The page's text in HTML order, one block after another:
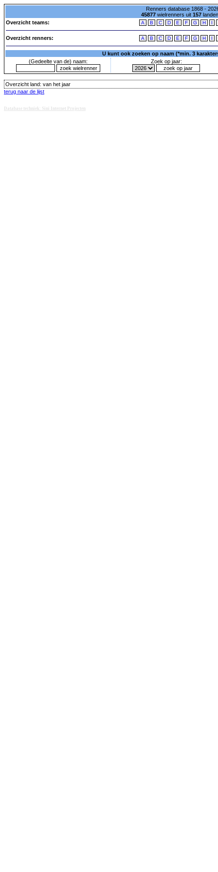
Renners database 1868 -
45877wielrenners uit 157
Overzicht teams:
A B C D E F G H I
Overzicht renners: A B C D E F G H I
U kunt ook zoeken op naam (*min. 3
(Gedeelte van de) naam:
Zoek op jaar:
Overzicht land: van het jaar
terug naar de lijst
Database techniek: Sini Internet Projecten